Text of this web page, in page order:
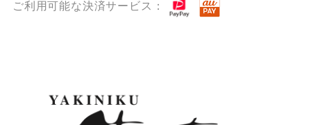
3F
Service & Beauty & Restaurant
営業時間 10:00 ~ 22:00
ご利用可能な決済サービス：